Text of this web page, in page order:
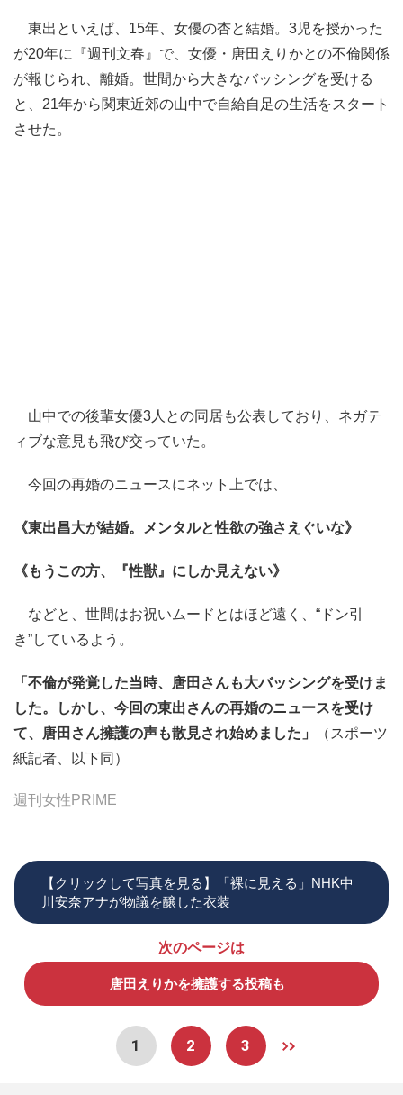
東出といえば、15年、女優の杏と結婚。3児を授かった
が20年に『週刊文春』で、女優・唐田えりかとの不倫関係
が報じられ、離婚。世間から大きなバッシングを受ける
と、21年から関東近郊の山中で自給自足の生活をスタート
させた。
山中での後輩女優3人との同居も公表しており、ネガテ
ィブな意見も飛び交っていた。
今回の再婚のニュースにネット上では、
《東出昌大が結婚。メンタルと性欲の強さえぐいな》
《もうこの方、『性獣』にしか見えない》
などと、世間はお祝いムードとはほど遠く、“ドン引
き”しているよう。
「不倫が発覚した当時、唐田さんも大バッシングを受けま
した。しかし、今回の東出さんの再婚のニュースを受け
て、唐田さん擁護の声も散見され始めました」
（スポーツ
紙記者、以下同）
週刊女性PRIME
【クリックして写真を見る】「裸に見える」NHK中
川安奈アナが物議を醸した衣装
次のページは
唐田えりかを擁護する投稿も
1 2 3